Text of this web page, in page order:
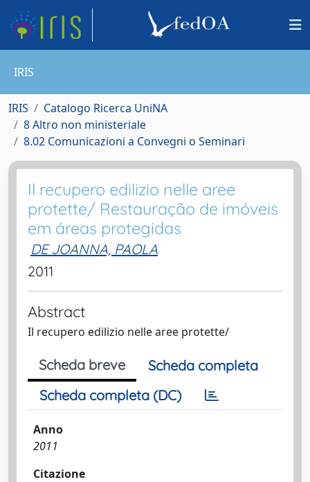
IRIS
IRIS
Catalogo Ricerca UniNA
8 Altro non ministeriale
8.02 Comunicazioni a Convegni o Seminari
Il recupero edilizio nelle aree
protette/ Restauração de imóveis
em áreas protegidas
DE JOANNA, PAOLA
2011
Abstract
Il recupero edilizio nelle aree protette/
Scheda breve
Scheda completa
Scheda completa (DC)
Anno
2011
Citazione